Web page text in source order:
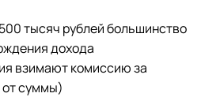
тысяч рублей большинство
дохода
взимают комиссию за
от суммы)